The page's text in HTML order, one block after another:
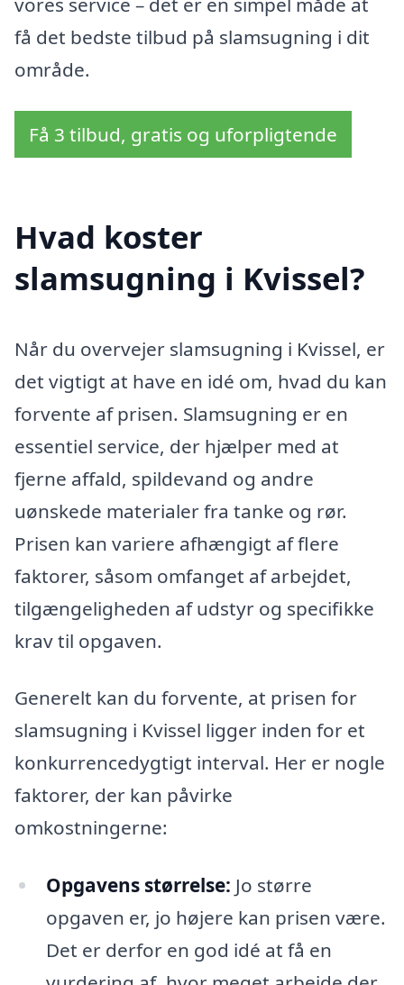
få det bedste tilbud på slamsugning i dit
område.
Få 3 tilbud, gratis og uforpligtende
Hvad koster
slamsugning i Kvissel?
Når du overvejer slamsugning i Kvissel, er
det vigtigt at have en idé om, hvad du kan
forvente af prisen. Slamsugning er en
essentiel service, der hjælper med at
fjerne affald, spildevand og andre
uønskede materialer fra tanke og rør.
Prisen kan variere afhængigt af flere
faktorer, såsom omfanget af arbejdet,
tilgængeligheden af udstyr og specifikke
krav til opgaven.
Generelt kan du forvente, at prisen for
slamsugning i Kvissel ligger inden for et
konkurrencedygtigt interval. Her er nogle
faktorer, der kan påvirke
omkostningerne:
Opgavens størrelse: Jo større
opgaven er, jo højere kan prisen være.
Det er derfor en god idé at få en